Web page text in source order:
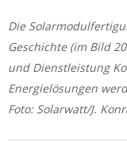
Die
Geschichte (im Bild
und Dienstleistung
Energielösungen
Foto: Solarwatt/J.